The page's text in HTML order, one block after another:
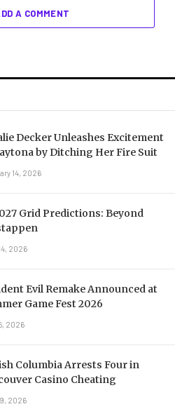
A COMMENT
Decker Unleashes Excitement
by Ditching Her Fire Suit
14, 2026
Grid Predictions: Beyond
2026
Evil Remake Announced at
Game Fest 2026
2026
Columbia Arrests Four in
Casino Cheating
2026